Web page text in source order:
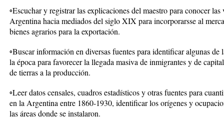
◦Escuchar y registrar las explicaciones del maestro para conocer
Argentina hacia mediados del siglo XIX para incorporarsse al
bienes agrarios para la exportación.
◦Buscar información en diversas fuentes para identificar algunas
la época para favorecer la llegada masiva de inmigrantes y de
de tierras a la producción.
◦Leer datos censales, cuadros estadísticos y otras fuentes para
en la Argentina entre 1860-1930, identificar los orígenes y
las áreas donde se instalaron.